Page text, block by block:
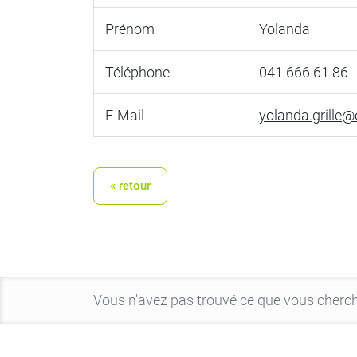
Prénom Yolanda
Téléphone 041 666 61 86
E-Mail
« retour